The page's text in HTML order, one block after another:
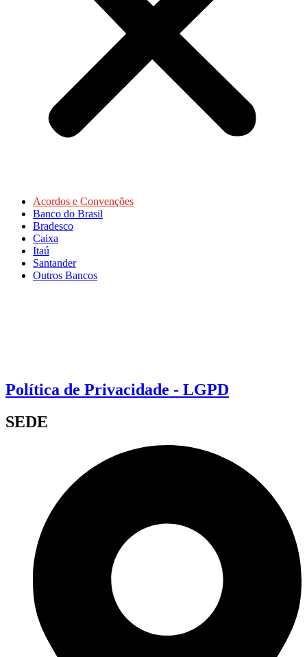
Acordos e Convenções
Banco do Brasil
Bradesco
Caixa
Itaú
Santander
Outros Bancos
Política de Privacidade - LGPD
SEDE